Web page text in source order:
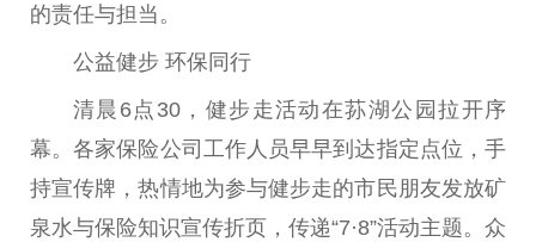
的责任与担当。
公益健步 环保同行
清晨6点30，健步走活动在荪湖公园拉开序
幕。各家保险公司工作人员早早到达指定点位，手
持宣传牌，热情地为参与健步走的市民朋友发放矿
泉水与保险知识宣传折页，传递“7·8”活动主题。众